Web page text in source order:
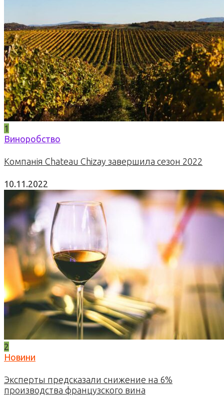
1
Виноробство
Компанія Chateau Chizay завершила сезон 2022
10.11.2022
2
Новини
Эксперты предсказали снижение на 6%
производства французского вина